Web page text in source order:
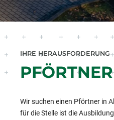
IHRE HERAUSFORDERUNG
Wir suchen einen Pförtner in
für die Stelle ist die